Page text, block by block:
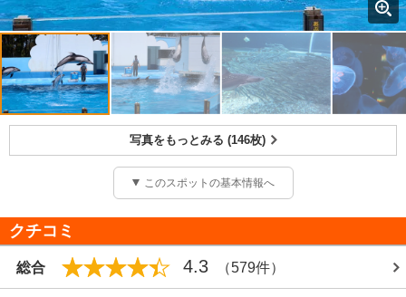
写真をもっとみる (146枚)
このスポットの基本情報へ
クチコミ
総合 4.3 （579件）